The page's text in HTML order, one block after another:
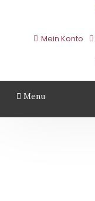
Mein Konto
Menu